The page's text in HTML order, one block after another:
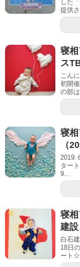
した
提供
寝
ス
こん
初開
の部
寝
（
2019.
タート
9...
寝
建
白石
18日
ート